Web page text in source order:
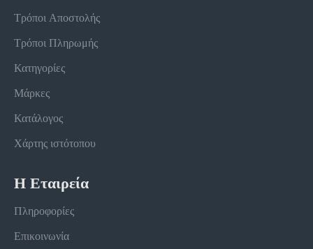
Τρόποι Αποστολής
Τρόποι Πληρωμής
Κατηγορίες
Μάρκες
Κατάλογος
Χάρτης ιστότοπου
Η Εταιρεία
Πληροφορίες
Επικοινωνία